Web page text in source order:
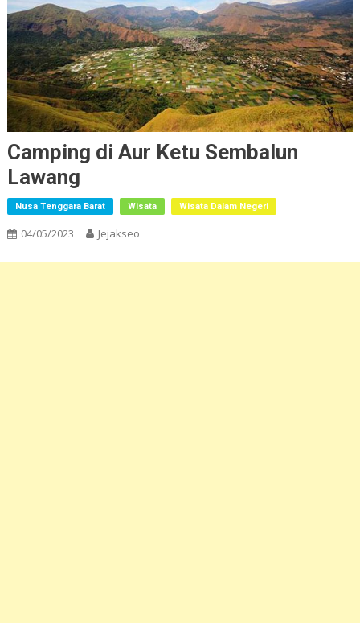
Camping di Aur Ketu Sembalun
Lawang
Nusa Tenggara Barat Wisata Wisata Dalam Negeri
04/05/2023 Jejakseo